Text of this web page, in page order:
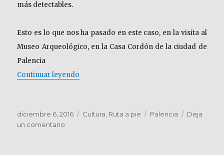
más detectables.
Esto es lo que nos ha pasado en este caso, en la visita al
Museo Arqueológico, en la Casa Cordón de la ciudad de
Palencia
Continuar leyendo
Publicado
el
diciembre 6, 2016 Categorías
Cultura, Ruta a pie Etiquetas
Palencia
Deja
un comentario